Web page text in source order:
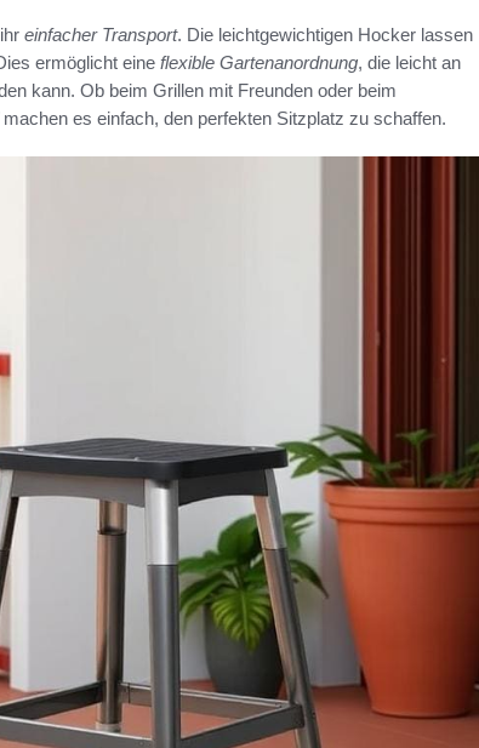
einfacher Transport. Die leichtgewichtigen Hocker lassen
ermöglicht eine flexible Gartenanordnung, die leicht an
kann. Ob beim Grillen mit Freunden oder beim
machen es einfach, den perfekten Sitzplatz zu schaffen.